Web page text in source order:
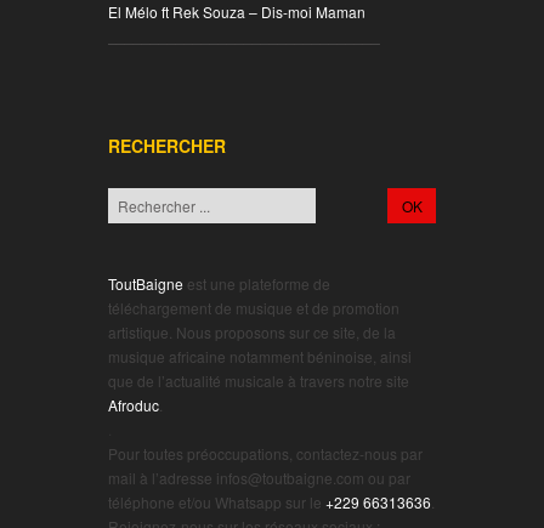
El Mélo ft Rek Souza – Dis-moi Maman
RECHERCHER
ToutBaigne est une plateforme de
téléchargement de musique et de promotion
artistique. Nous proposons sur ce site, de la
musique africaine notamment béninoise, ainsi
que de l’actualité musicale à travers notre site
Afroduc
Pour toutes préoccupations, contactez-nous par
mail à l’adresse infos@toutbaigne.com ou par
téléphone et/ou Whatsapp sur le +229 66313636